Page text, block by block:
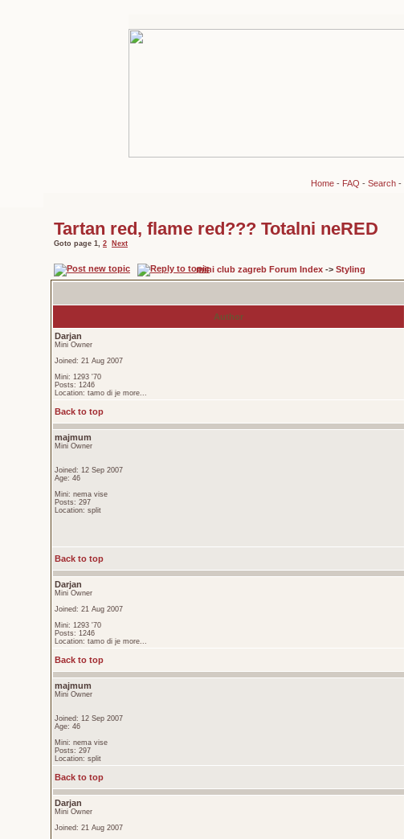
Home- FAQ - Search-
Tartan red, flame red??? Totalni neRED
Goto page 1, 2 Next
mini club zagreb Forum Index -> Styling
Author
Darjan
Mini Owner
Joined: 21 Aug 2007
Mini: 1293 '70
Posts: 1246
Location: tamo di je more...
Back to top
majmum
Mini Owner
Joined: 12 Sep 2007
Age: 46
Mini: nema vise
Posts: 297
Location: split
Back to top
Darjan
Mini Owner
Joined: 21 Aug 2007
Mini: 1293 '70
Posts: 1246
Location: tamo di je more...
Back to top
majmum
Mini Owner
Joined: 12 Sep 2007
Age: 46
Mini: nema vise
Posts: 297
Location: split
Back to top
Darjan
Mini Owner
Joined: 21 Aug 2007